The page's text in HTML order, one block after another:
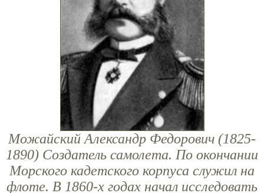
Можайский Александр Федорович (1825-
1890) Создатель самолета. По окончании
Морского кадетского корпуса служил на
флоте. В 1860-х годах начал исследовать